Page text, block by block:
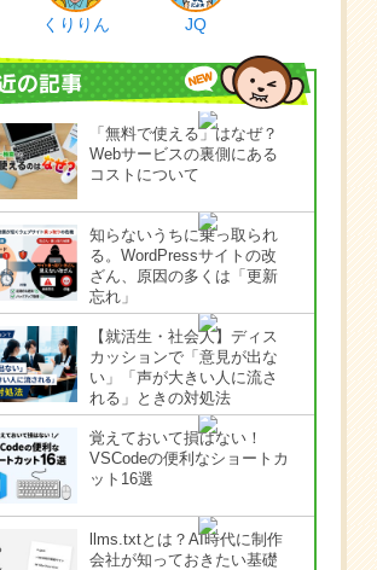
くりりん JQ
「無料で使える」はなぜ？
Webサービスの裏側にある
コストについて
知らないうちに乗っ取られ
る。WordPressサイトの改
ざん、原因の多くは「更新
忘れ」
【就活生・社会人】ディス
カッションで「意見が出な
い」「声が大きい人に流さ
れる」ときの対処法
覚えておいて損はない！
VSCodeの便利なショートカ
ット16選
llms.txtとは？AI時代に制作
会社が知っておきたい基礎